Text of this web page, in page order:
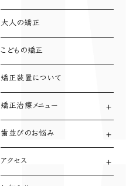
大人の矯正
こどもの矯正
矯正装置について
矯正治療メニュー
ワイヤー矯正
表側矯正
マウスピース型矯正装置
歯並びのお悩み
デコボコ（叢生）
反対咬合（受け口）
開咬（口が閉じない）
アクセス
⾞で来院の⽅へ